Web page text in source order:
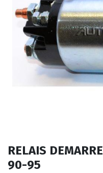
RELAIS
90-95